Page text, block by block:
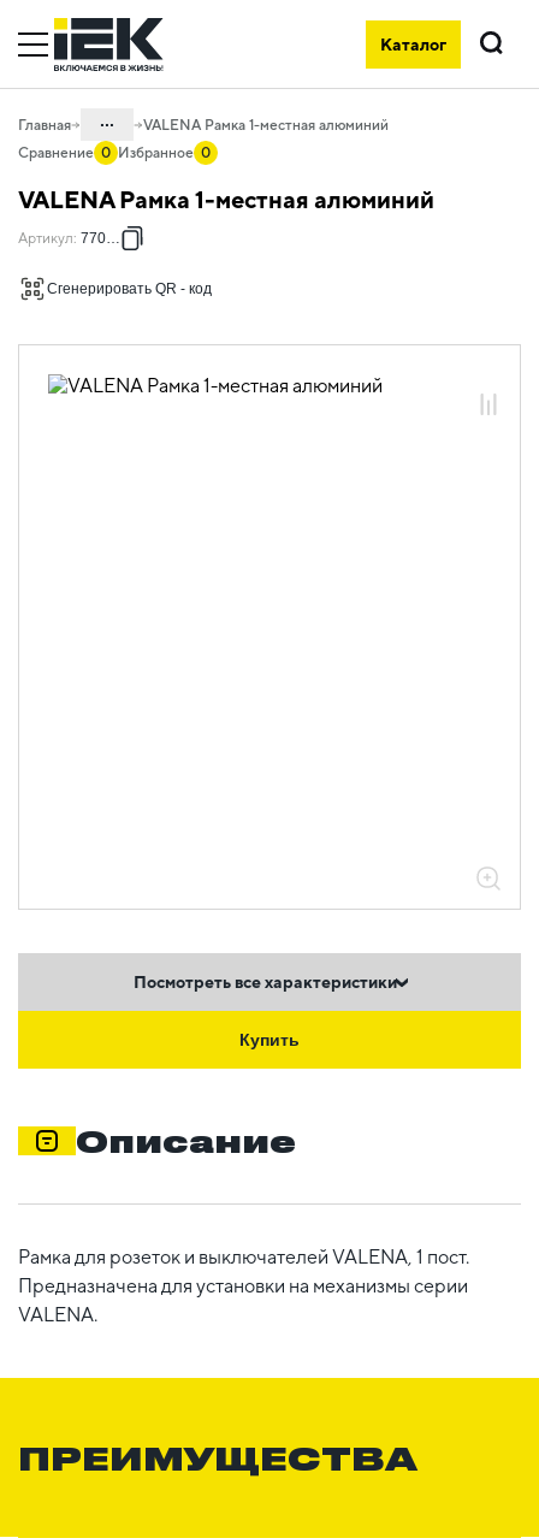
Каталог
Поиск
Главная ...
удлинители и силовые разъемы
06.01 Электроустановочные изделия
изделия скрытого монтажа VALENA
06.01.14.08 Рамки пластиковые
VALENA Рамка 1-местная алюминий
Сравнение 0 Избранное 0
VALENA Рамка 1-местная алюминий
Артикул: 770151
Сгенерировать QR - код
Посмотреть все характеристики
Купить
Описание
Рамка для розеток и выключателей VALENA, 1 пост.
Предназначена для установки на механизмы серии
VALENA.
ПРЕИМУЩЕСТВА